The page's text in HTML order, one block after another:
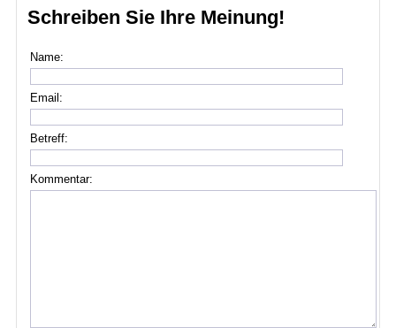
Schreiben Sie Ihre Meinung!
Name:
Email:
Betreff:
Kommentar: